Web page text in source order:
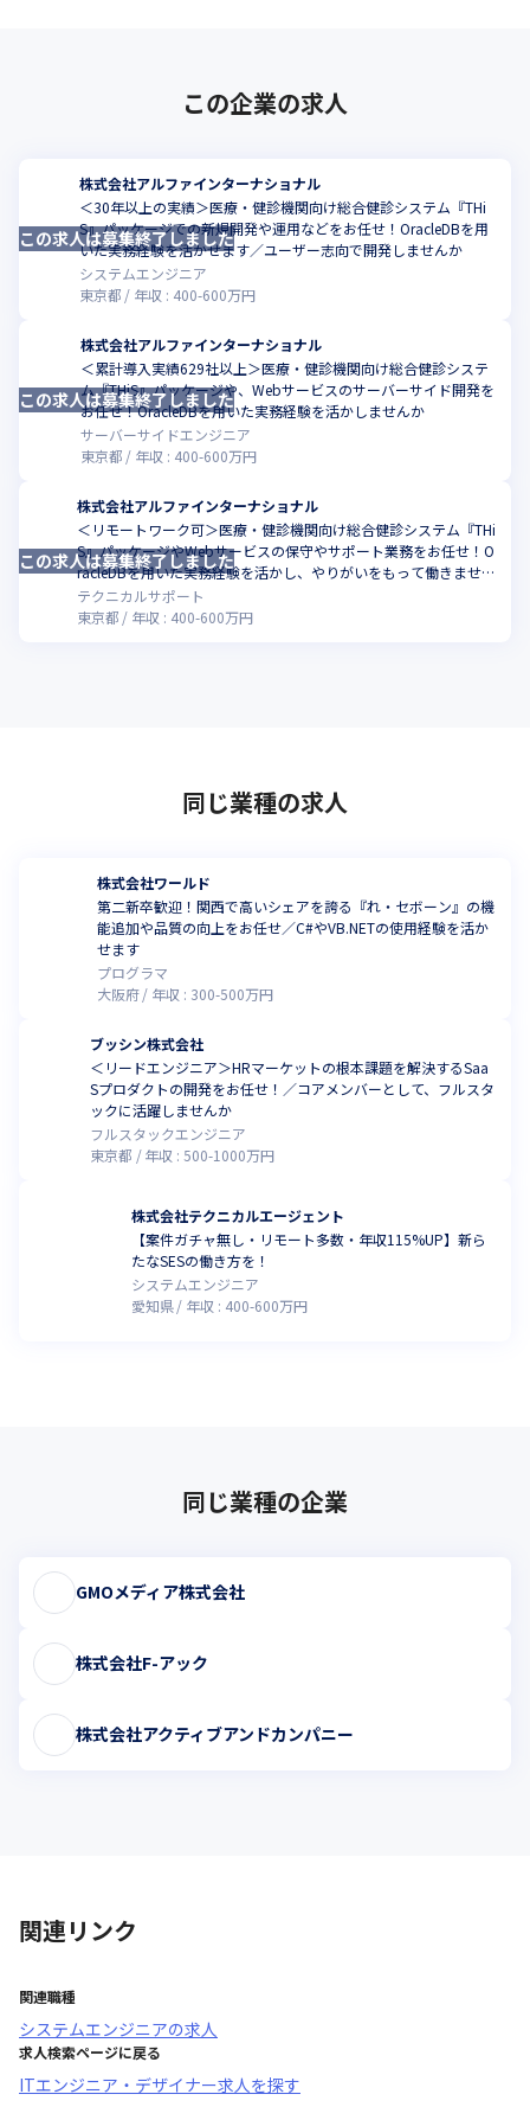
この企業の求人
株式会社アルファインターナショナル
＜30年以上の実績＞医療・健診機関向け総合健診システム『THi
S』パッケージでの新規開発や運用などをお任せ！OracleDBを用
いた実務経験を活かせます／ユーザー志向で開発しませんか
システムエンジニア
東京都
年収 : 400-600万円
この求人は募集終了しました
株式会社アルファインターナショナル
＜累計導入実績629社以上＞医療・健診機関向け総合健診システ
ム『THiS』パッケージや、Webサービスのサーバーサイド開発を
お任せ！OracleDBを用いた実務経験を活かしませんか
サーバーサイドエンジニア
東京都
年収 : 400-600万円
この求人は募集終了しました
株式会社アルファインターナショナル
＜リモートワーク可＞医療・健診機関向け総合健診システム『THi
S』パッケージやWebサービスの保守やサポート業務をお任せ！O
racleDBを用いた実務経験を活かし、やりがいをもって働きません
か
テクニカルサポート
東京都
年収 : 400-600万円
この求人は募集終了しました
同じ業種の求人
株式会社ワールド
第二新卒歓迎！関西で高いシェアを誇る『れ・セボーン』の機
能追加や品質の向上をお任せ／C#やVB.NETの使用経験を活か
せます
プログラマ
大阪府
年収 : 300-500万円
ブッシン株式会社
＜リードエンジニア＞HRマーケットの根本課題を解決するSaa
Sプロダクトの開発をお任せ！／コアメンバーとして、フルスタ
ックに活躍しませんか
フルスタックエンジニア
東京都
年収 : 500-1000万円
株式会社テクニカルエージェント
【案件ガチャ無し・リモート多数・年収115%UP】新ら
たなSESの働き方を！
システムエンジニア
愛知県
年収 : 400-600万円
同じ業種の企業
GMOメディア株式会社
株式会社F-アック
株式会社アクティブアンドカンパニー
関連リンク
関連職種
システムエンジニアの求人
求人検索ページに戻る
ITエンジニア・デザイナー求人を探す